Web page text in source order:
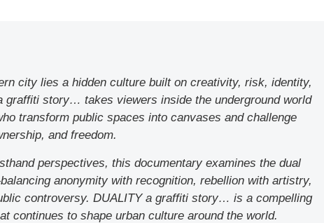
city lies a hidden culture built on creativity, risk, identity,
graffiti story… takes viewers inside the underground world
transform public spaces into canvases and challenge
and freedom.
perspectives, this documentary examines the dual
anonymity with recognition, rebellion with artistry,
controversy. DUALITY a graffiti story… is a compelling
continues to shape urban culture around the world.